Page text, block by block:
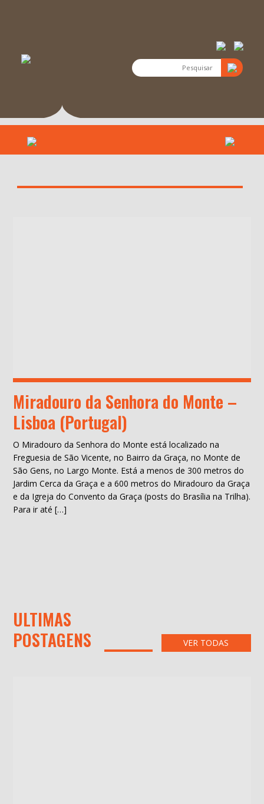
Miradouro da Senhora do Monte –
Lisboa (Portugal)
O Miradouro da Senhora do Monte está localizado na
Freguesia de São Vicente, no Bairro da Graça, no Monte de
São Gens, no Largo Monte. Está a menos de 300 metros do
Jardim Cerca da Graça e a 600 metros do Miradouro da Graça
e da Igreja do Convento da Graça (posts do Brasília na Trilha).
Para ir até […]
ULTIMAS
POSTAGENS
VER TODAS